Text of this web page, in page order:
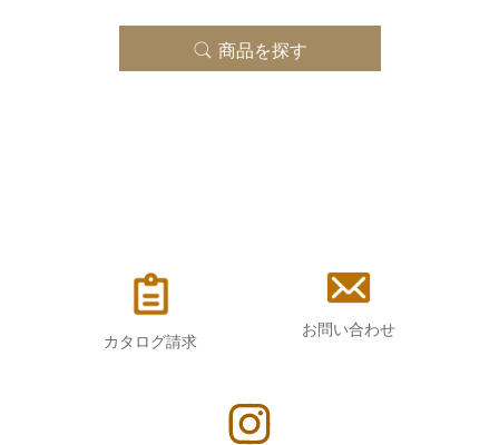
商品を探す
カタログ請求
お問い合わせ